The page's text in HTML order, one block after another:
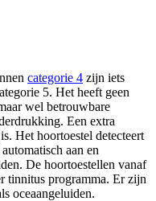
categorie 4 zijn iets
5. Het heeft geen
wel betrouwbare
Een extra
Het hoortoestel detecteert
aan en
De hoortoestellen vanaf
tinnitus programma. Er zijn
oceaangeluiden.